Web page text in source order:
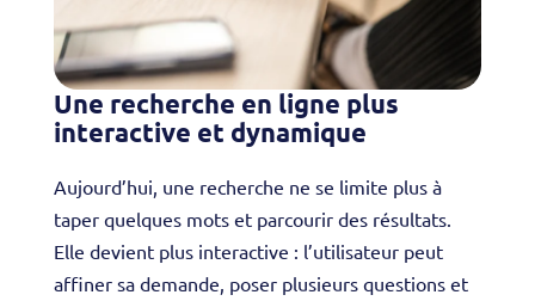
Une recherche en ligne plus
interactive et dynamique
Aujourd’hui, une recherche ne se limite plus à
taper quelques mots et parcourir des résultats.
Elle devient plus interactive : l’utilisateur peut
affiner sa demande, poser plusieurs questions et